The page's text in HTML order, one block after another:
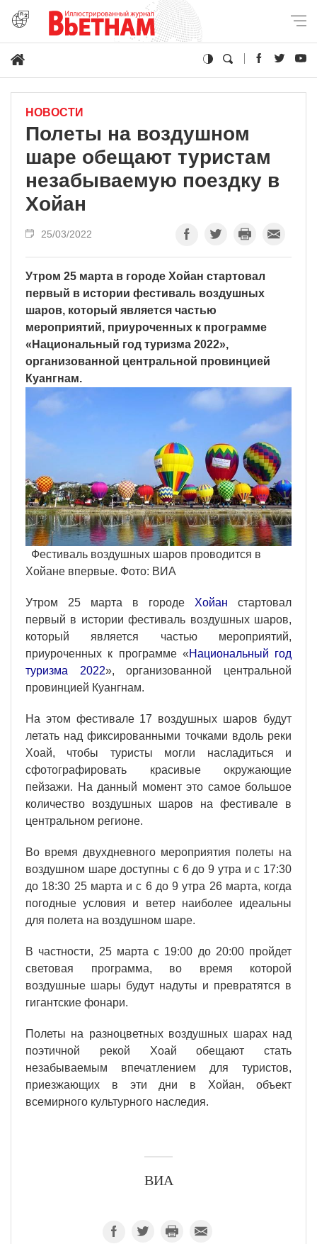
НОВОСТИ
Полеты на воздушном
шаре обещают туристам
незабываемую поездку в
Хойан
25/03/2022
Утром 25 марта в городе Хойан стартовал
первый в истории фестиваль воздушных
шаров, который является частью
мероприятий, приуроченных к программе
«Национальный год туризма 2022»,
организованной центральной провинцией
Куангнам.
Фестиваль воздушных шаров проводится в
Хойане впервые. Фото: ВИА
Утром 25 марта в городе Хойан стартовал
первый в истории фестиваль воздушных шаров,
который является частью мероприятий,
приуроченных к программе «Национальный год
туризма 2022», организованной центральной
провинцией Куангнам.
На этом фестивале 17 воздушных шаров будут
летать над фиксированными точками вдоль реки
Хоай, чтобы туристы могли насладиться и
сфотографировать красивые окружающие
пейзажи. На данный момент это самое большое
количество воздушных шаров на фестивале в
центральном регионе.
Во время двухдневного мероприятия полеты на
воздушном шаре доступны с 6 до 9 утра и с 17:30
до 18:30 25 марта и с 6 до 9 утра 26 марта, когда
погодные условия и ветер наиболее идеальны
для полета на воздушном шаре.
В частности, 25 марта с 19:00 до 20:00 пройдет
световая программа, во время которой
воздушные шары будут надуты и превратятся в
гигантские фонари.
Полеты на разноцветных воздушных шарах над
поэтичной рекой Хоай обещают стать
незабываемым впечатлением для туристов,
приезжающих в эти дни в Хойан, объект
всемирного культурного наследия.
ВИА